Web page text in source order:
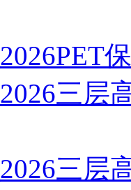
2026PET
2026三层
2026三层